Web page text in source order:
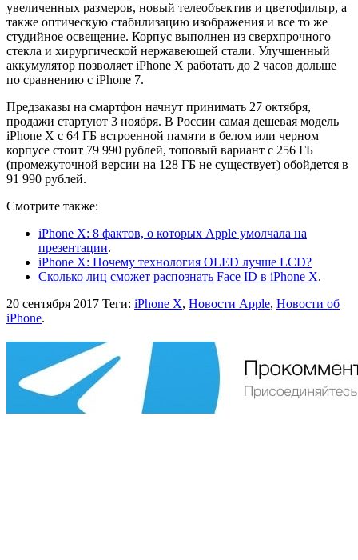
увеличенных размеров, новый телеобъектив и цветофильтр, а
также оптическую стабилизацию изображения и все то же
студийное освещение. Корпус выполнен из сверхпрочного
стекла и хирургической нержавеющей стали. Улучшенный
аккумулятор позволяет iPhone X работать до 2 часов дольше
по сравнению с iPhone 7.
Предзаказы на смартфон начнут принимать 27 октября,
продажи стартуют 3 ноября. В России самая дешевая модель
iPhone X с 64 ГБ встроенной памяти в белом или черном
корпусе стоит 79 990 рублей, топовый вариант с 256 ГБ
(промежуточной версии на 128 ГБ не существует) обойдется в
91 990 рублей.
Смотрите также:
iPhone X: 8 фактов, о которых Apple умолчала на
презентации.
iPhone X: Почему технология OLED лучше LCD?
Сколько лиц сможет распознать Face ID в iPhone X.
20 сентября 2017 Теги: iPhone X, Новости Apple, Новости об
iPhone.